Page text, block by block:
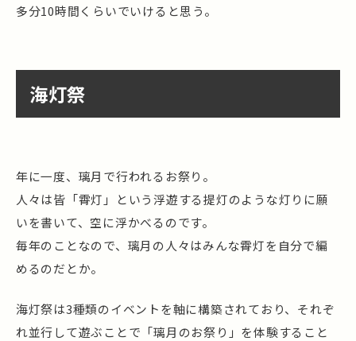
多分10時間くらいでいけると思う。
海灯祭
年に一度、璃月で行われるお祭り。
人々は皆「霄灯」という浮遊する提灯のような灯りに願
いを書いて、空に浮かべるのです。
毎年のことなので、璃月の人々はみんな霄灯を自分で編
めるのだとか。
海灯祭は3種類のイベントを軸に構築されており、それぞ
れ並行して遊ぶことで「璃月のお祭り」を体験すること